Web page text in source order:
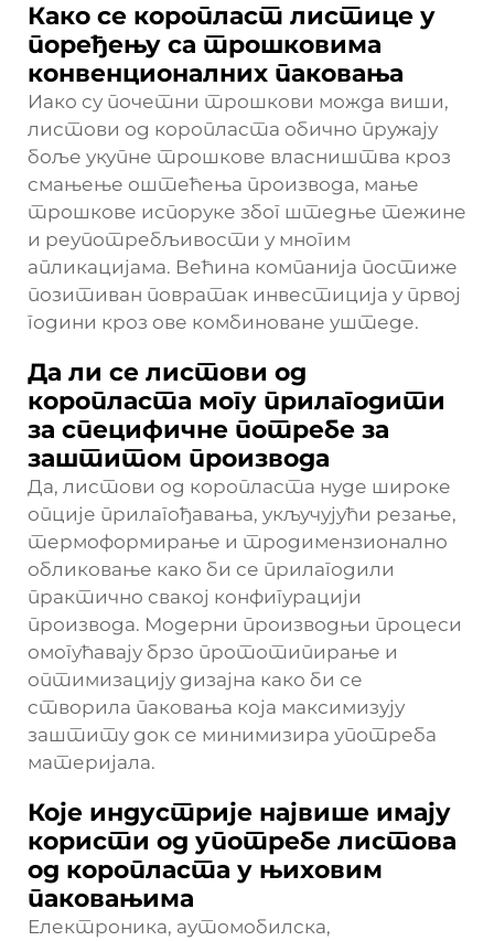
Како се коропласт листице у
поређењу са трошковима
конвенционалних паковања
Иако су почетни трошкови можда виши,
листови од коропласта обично пружају
боље укупне трошкове власништва кроз
смањење оштећења производа, мање
трошкове испоруке због штедње тежине
и реупотребљивости у многим
апликацијама. Већина компанија постиже
позитиван повратак инвестиција у првој
години кроз ове комбиноване уштеде.
Да ли се листови од
коропласта могу прилагодити
за специфичне потребе за
заштитом производа
Да, листови од коропласта нуде широке
опције прилагођавања, укључујући резање,
термоформирање и тродимензионално
обликовање како би се прилагодили
практично свакој конфигурацији
производа. Модерни производњи процеси
омогућавају брзо прототипирање и
оптимизацију дизајна како би се
створила паковања која максимизују
заштиту док се минимизира употреба
материјала.
Које индустрије највише имају
користи од употребе листова
од коропласта у њиховим
паковањима
Електроника, аутомобилска,